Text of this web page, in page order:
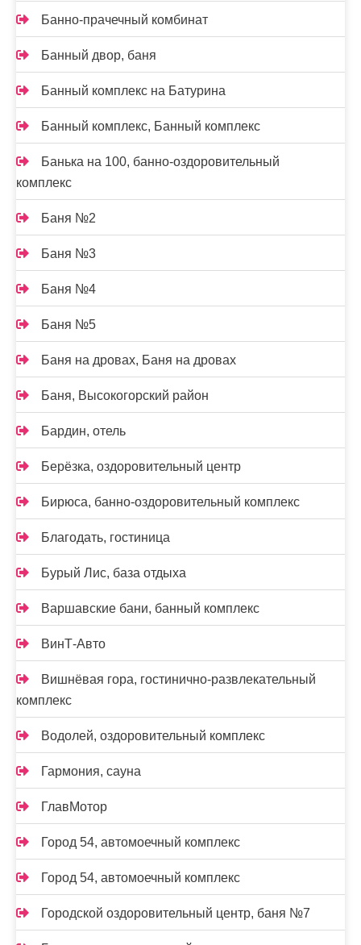
Банно-прачечный комбинат
Банный двор, баня
Банный комплекс на Батурина
Банный комплекс, Банный комплекс
Банька на 100, банно-оздоровительный
комплекс
Баня №2
Баня №3
Баня №4
Баня №5
Баня на дровах, Баня на дровах
Баня, Высокогорский район
Бардин, отель
Берёзка, оздоровительный центр
Бирюса, банно-оздоровительный комплекс
Благодать, гостиница
Бурый Лис, база отдыха
Варшавские бани, банный комплекс
ВинТ-Авто
Вишнёвая гора, гостинично-развлекательный
комплекс
Водолей, оздоровительный комплекс
Гармония, сауна
ГлавМотор
Город 54, автомоечный комплекс
Город 54, автомоечный комплекс
Городской оздоровительный центр, баня №7